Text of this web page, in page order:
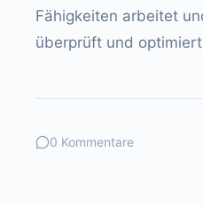
Fähigkeiten arbeitet
überprüft und
0 Kommentare